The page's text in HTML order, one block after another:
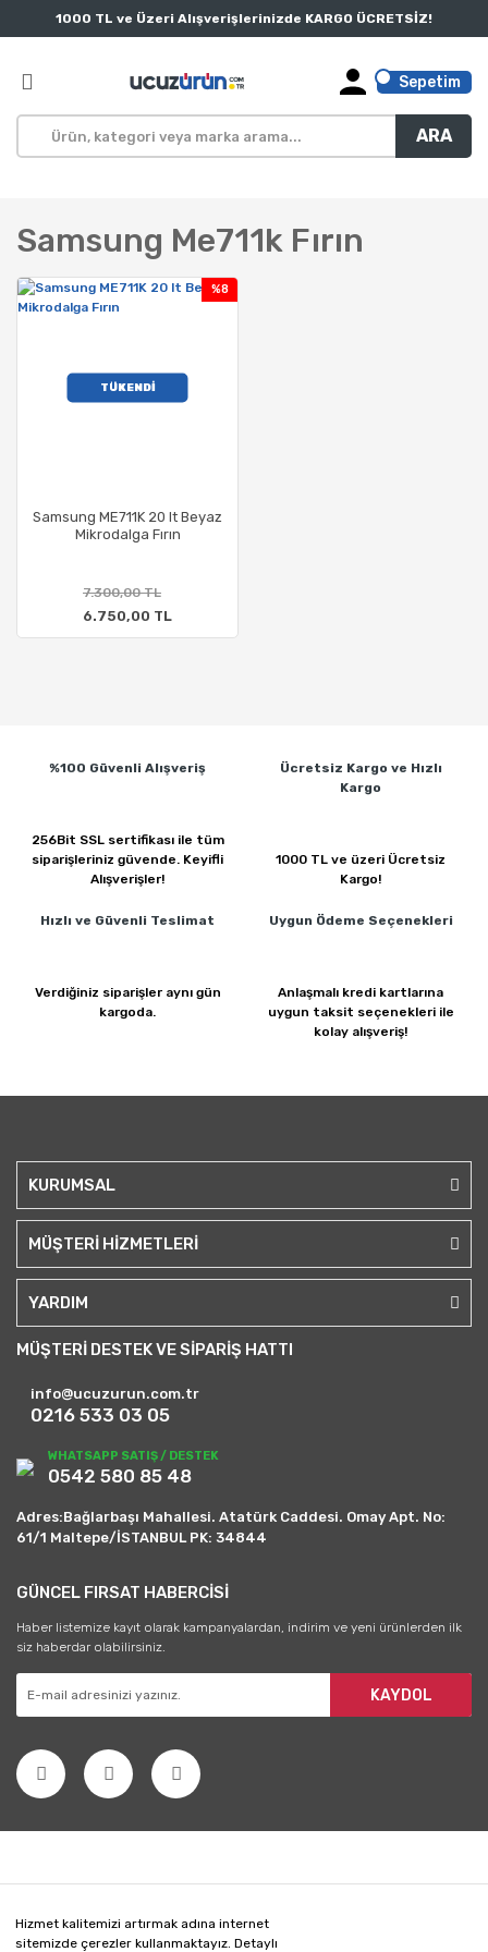
Hizmet kalitemizi artırmak adına internet
sitemizde çerezler kullanmaktayız. Detaylı
1000 TL ve Üzeri Alışverişlerinizde KARGO ÜCRETSİZ!
ARA
Sepetim
Samsung Me711k Fırın
TÜKENDİ
Samsung ME711K 20 lt Beyaz
Mikrodalga Fırın
%8
7.300,00 TL
6.750,00 TL
%100 Güvenli Alışveriş
256Bit SSL sertifikası ile tüm
siparişleriniz güvende. Keyifli
Alışverişler!
Ücretsiz Kargo ve Hızlı
Kargo
1000 TL ve üzeri Ücretsiz
Kargo!
Hızlı ve Güvenli Teslimat
Verdiğiniz siparişler aynı gün
kargoda.
Uygun Ödeme Seçenekleri
Anlaşmalı kredi kartlarına
uygun taksit seçenekleri ile
kolay alışveriş!
KURUMSAL
MÜŞTERİ HİZMETLERİ
YARDIM
MÜŞTERİ DESTEK VE SİPARİŞ HATTI
info@ucuzurun.com.tr
0216 533 03 05
WHATSAPP SATIŞ / DESTEK
0542 580 85 48
Adres:Bağlarbaşı Mahallesi. Atatürk Caddesi. Omay Apt. No:
61/1 Maltepe/İSTANBUL PK: 34844
GÜNCEL FIRSAT HABERCİSİ
Haber listemize kayıt olarak kampanyalardan, indirim ve yeni ürünlerden ilk
siz haberdar olabilirsiniz.
KAYDOL